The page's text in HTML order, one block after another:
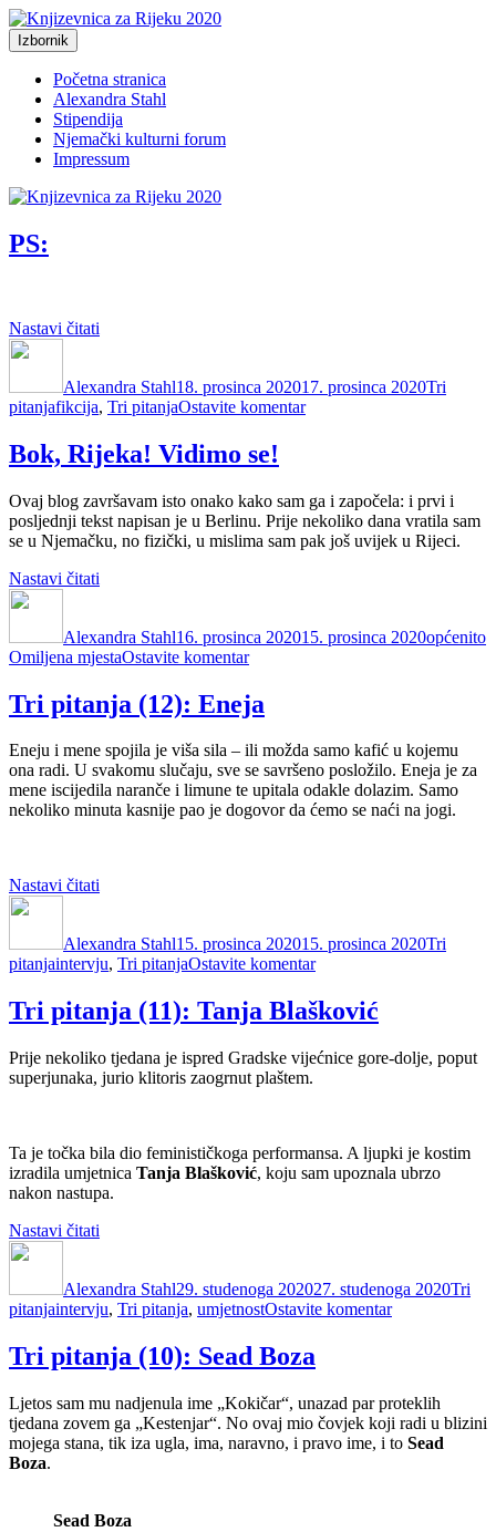
Preskoči
na
sadržaj
Knjizevnica za Rijeku 2020
Just another WordPress site
Izbornik
Početna stranica
Alexandra Stahl
Stipendija
Njemački kulturni forum
Impressum
PS:
Nastavi čitati
Alexandra Stahl18. prosinca 202017. prosinca 2020Tri
pitanjaOznake
fikcija, Tri pitanjaOstavite komentarna
Bok, Rijeka! Vidimo se!
Ovaj blog završavam isto onako kako sam ga i započela: i prvi i
posljednji tekst napisan je u Berlinu. Prije nekoliko dana vratila sam
se u Njemačku, no fizički, u mislima sam pak još uvijek u Rijeci.
Nastavi čitati
se!”
Alexandra Stahl16. prosinca 202015. prosinca 2020općenito
Omiljena mjestaOstavite komentarna
Rijeka!
Vidimo
Tri pitanja (12): Eneja
Eneju i mene spojila je viša sila – ili možda samo kafić u kojemu
ona radi. U svakomu slučaju, sve se savršeno posložilo. Eneja je za
mene iscijedila naranče i limune te upitala odakle dolazim. Samo
nekoliko minuta kasnije pao je dogovor da ćemo se naći na jogi.
Nastavi čitati
Eneja”
Alexandra Stahl15. prosinca 202015. prosinca 2020Tri
pitanjaOznake
intervju, Tri pitanjaOstavite komentarna
pitanja
(12):
Tri pitanja (11): Tanja Blašković
Prije nekoliko tjedana je ispred Gradske vijećnice gore-dolje, poput
superjunaka, jurio klitoris zaogrnut plaštem.
Ta je točka bila dio feminističkoga performansa. A ljupki je kostim
izradila umjetnica Tanja Blašković, koju sam upoznala ubrzo
nakon nastupa.
Nastavi čitati
Tanja
Blašković”
Alexandra Stahl29. studenoga 202027. studenoga 2020Tri
pitanjaOznake
intervju, Tri pitanja, umjetnostOstavite komentarna
Blašković
Tri pitanja (10): Sead Boza
Ljetos sam mu nadjenula ime „Kokičar“, unazad par proteklih
tjedana zovem ga „Kestenjar“. No ovaj mio čovjek koji radi u blizini
mojega stana, tik iza ugla, ima, naravno, i pravo ime, i to Sead
Boza.
Sead Boza